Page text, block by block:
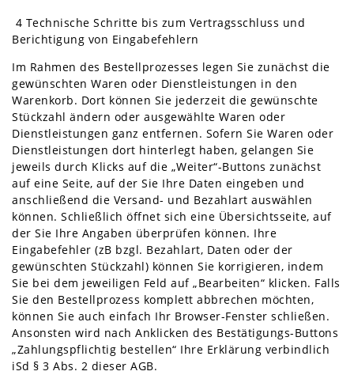
4 Technische Schritte bis zum Vertragsschluss und
Berichtigung von Eingabefehlern
Im Rahmen des Bestellprozesses legen Sie zunächst die
gewünschten Waren oder Dienstleistungen in den
Warenkorb. Dort können Sie jederzeit die gewünschte
Stückzahl ändern oder ausgewählte Waren oder
Dienstleistungen ganz entfernen. Sofern Sie Waren oder
Dienstleistungen dort hinterlegt haben, gelangen Sie
jeweils durch Klicks auf die „Weiter“-Buttons zunächst
auf eine Seite, auf der Sie Ihre Daten eingeben und
anschließend die Versand- und Bezahlart auswählen
können. Schließlich öffnet sich eine Übersichtsseite, auf
der Sie Ihre Angaben überprüfen können. Ihre
Eingabefehler (zB bzgl. Bezahlart, Daten oder der
gewünschten Stückzahl) können Sie korrigieren, indem
Sie bei dem jeweiligen Feld auf „Bearbeiten“ klicken. Falls
Sie den Bestellprozess komplett abbrechen möchten,
können Sie auch einfach Ihr Browser-Fenster schließen.
Ansonsten wird nach Anklicken des Bestätigungs-Buttons
„Zahlungspflichtig bestellen“ Ihre Erklärung verbindlich
iSd § 3 Abs. 2 dieser AGB.